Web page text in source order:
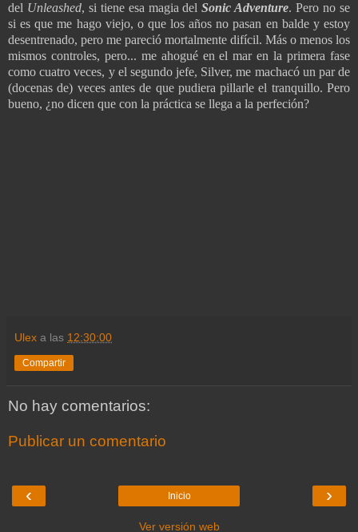
del Unleashed, si tiene esa magia delSonic Adventure. Pero no se
si es que me hago viejo, o que los años no pasan en balde y estoy
desentrenado, pero me pareció mortalmente difícil. Más o menos los
mismos controles, pero... me ahogué en el mar en la primera fase
como cuatro veces, y el segundo jefe, Silver, me machacó un par de
(docenas de) veces antes de que pudiera pillarle el tranquillo. Pero
bueno, ¿no dicen que con la práctica se llega a la perfeción?
Ulex a las 12:30:00
Compartir
No hay comentarios:
Publicar un comentario
‹ ›
Inicio
Ver versión web